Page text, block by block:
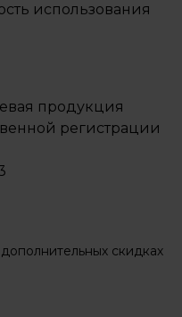
использования
продукция
регистрации
скидках